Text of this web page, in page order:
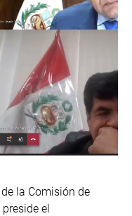
la Comisión de
el